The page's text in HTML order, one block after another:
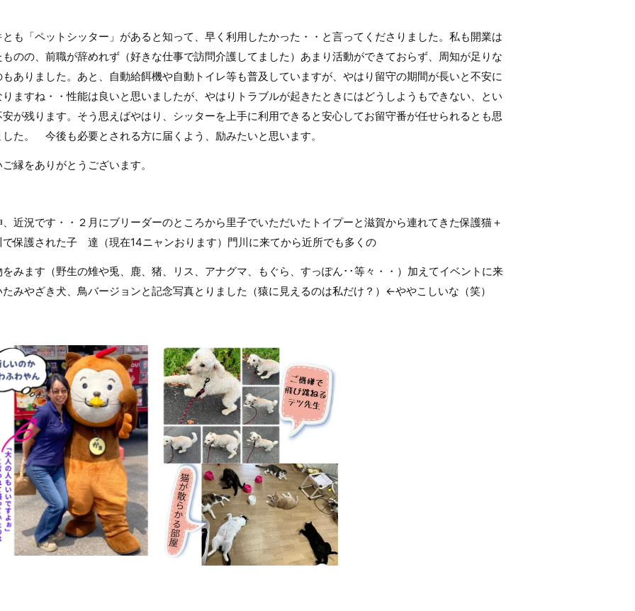
とも「ペットシッター」があると知って、早く利用したかった・・と言ってくださりました。私も開業は
ものの、前職が辞めれず（好きな仕事で訪問介護してました）あまり活動ができておらず、周知が足りな
もありました。あと、自動給餌機や自動トイレ等も普及していますが、やはり留守の期間が長いと不安に
りますね・・性能は良いと思いましたが、やはりトラブルが起きたときにはどうしようもできない、とい
安が残ります。そう思えばやはり、シッターを上手に利用できると安心してお留守番が任せられるとも思
した。 今後も必要とされる方に届くよう、励みたいと思います。
縁をありがとうございます。
、近況です・・２月にブリーダーのところから里子でいただいたトイプーと滋賀から連れてきた保護猫＋
で保護された子 達（現在14ニャンおります）門川に来てから近所でも多くの
をみます（野生の雉や兎、鹿、猪、リス、アナグマ、もぐら、すっぽん･･等々・・）加えてイベントに来
たみやざき犬、鳥バージョンと記念写真とりました（猿に見えるのは私だけ？）←ややこしいな（笑）